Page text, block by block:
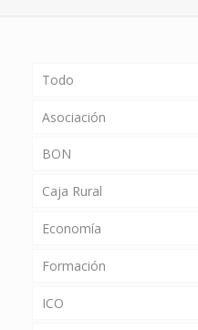
Todo
Asociación
BON
Caja Rural
Economía
Formación
ICO